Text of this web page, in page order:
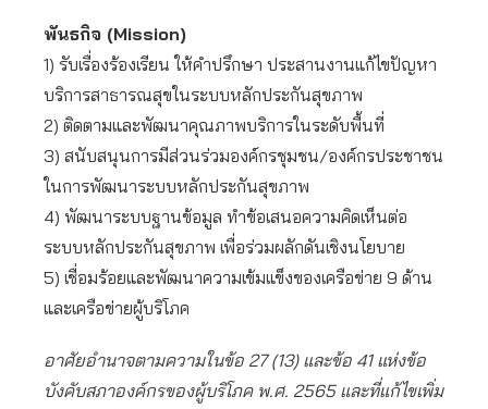
พันธกิจ (Mission)
1) รับเรื่องร้องเรียน ให้คำปรึกษา ประสานงานแก้ไขปัญหา
บริการสาธารณสุขในระบบหลักประกันสุขภาพ
2) ติดตามและพัฒนาคุณภาพบริการในระดับพื้นที่
3) สนับสนุนการมีส่วนร่วมองค์กรชุมชน/องค์กรประชาชน
ในการพัฒนาระบบหลักประกันสุขภาพ
4) พัฒนาระบบฐานข้อมูล ทำข้อเสนอความคิดเห็นต่อ
ระบบหลักประกันสุขภาพ เพื่อร่วมผลักดันเชิงนโยบาย
5) เชื่อมร้อยและพัฒนาความเข้มแข็งของเครือข่าย 9 ด้าน
และเครือข่ายผู้บริโภค
อาศัยอำนาจตามความในข้อ 27 (13) และข้อ 41 แห่งข้อ
บังคับสภาองค์กรของผู้บริโภค พ.ศ. 2565 และที่แก้ไขเพิ่ม